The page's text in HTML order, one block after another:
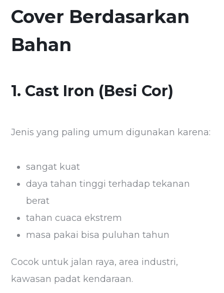
Cover Berdasarkan
Bahan
1. Cast Iron (Besi Cor)
Jenis yang paling umum digunakan karena:
sangat kuat
daya tahan tinggi terhadap tekanan
berat
tahan cuaca ekstrem
masa pakai bisa puluhan tahun
Cocok untuk jalan raya, area industri,
kawasan padat kendaraan.